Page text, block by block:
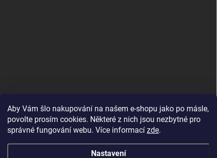
Aby Vám šlo nakupování na našem e-shopu jako po másle,
povolte prosím cookies. Některé z nich jsou nezbytné pro
správné fungování webu. Více informací zde.
Nastavení
MojRemienok.sk